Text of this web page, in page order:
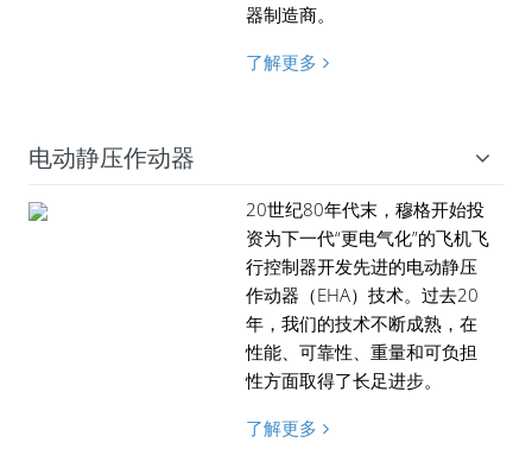
器制造商。
了解更多
电动静压作动器
20世纪80年代末，穆格开始投
资为下一代“更电气化”的飞机飞
行控制器开发先进的电动静压
作动器（EHA）技术。过去20
年，我们的技术不断成熟，在
性能、可靠性、重量和可负担
性方面取得了长足进步。
了解更多